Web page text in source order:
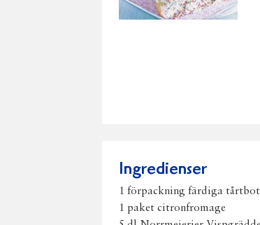
Ingredienser
1 förpackning färdiga
1 paket citronfromage